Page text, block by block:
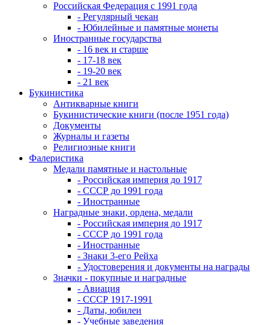
Российская Федерация с 1991 года
- Регулярный чекан
- Юбилейные и памятные монеты
Иностранные государства
- 16 век и старше
- 17-18 век
- 19-20 век
- 21 век
Букинистика
Антикварные книги
Букинистические книги (после 1951 года)
Документы
Журналы и газеты
Религиозные книги
Фалеристика
Медали памятные и настольные
- Российская империя до 1917
- СССР до 1991 года
- Иностранные
Наградные знаки, ордена, медали
- Российская империя до 1917
- СССР до 1991 года
- Иностранные
- Знаки 3-его Рейха
- Удостоверения и документы на награды
Значки - покупные и наградные
- Авиация
- СССР 1917-1991
- Даты, юбилеи
- Учебные заведения